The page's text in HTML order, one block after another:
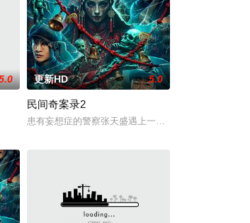
更新HD 5.0
民间奇案录2
患有妄想症的警察张天盛遇上一起离奇的神像杀人事件